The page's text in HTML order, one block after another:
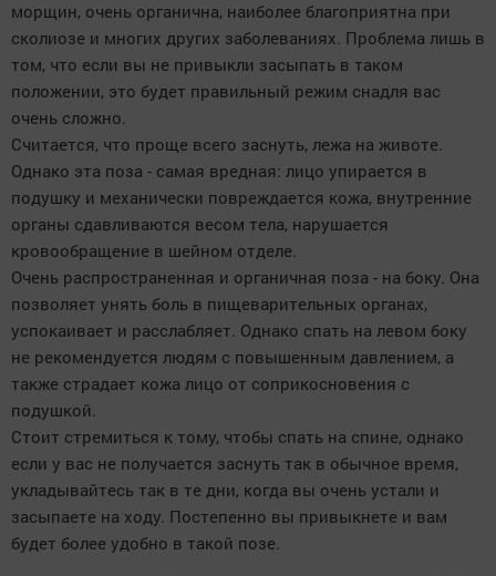
морщин, очень органична, наиболее благоприятна при
сколиозе и многих других заболеваниях. Проблема лишь в
том, что если вы не привыкли засыпать в таком
положении, это будет правильный режим снадля вас
очень сложно.
Считается, что проще всего заснуть, лежа на животе.
Однако эта поза - самая вредная: лицо упирается в
подушку и механически повреждается кожа, внутренние
органы сдавливаются весом тела, нарушается
кровообращение в шейном отделе.
Очень распространенная и органичная поза - на боку. Она
позволяет унять боль в пищеварительных органах,
успокаивает и расслабляет. Однако спать на левом боку
не рекомендуется людям с повышенным давлением, а
также страдает кожа лицо от соприкосновения с
подушкой.
Стоит стремиться к тому, чтобы спать на спине, однако
если у вас не получается заснуть так в обычное время,
укладывайтесь так в те дни, когда вы очень устали и
засыпаете на ходу. Постепенно вы привыкнете и вам
будет более удобно в такой позе.